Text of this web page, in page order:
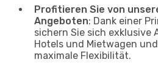
Profitieren Sie von
Angeboten: Dank einer
sichern Sie sich exklusive
Hotels und Mietwagen
maximale Flexibilität.